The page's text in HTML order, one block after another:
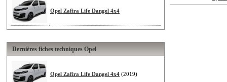
Opel Zafira Life Dangel 4x4
Dernières fiches techniques Opel
Opel Zafira Life Dangel 4x4 (2019)